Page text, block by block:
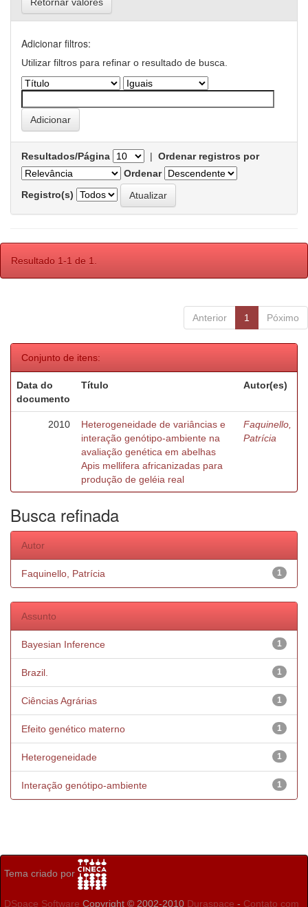
Adicionar filtros:
Utilizar filtros para refinar o resultado de busca.
Resultados/Página | Ordenar registros por
Ordenar
Registro(s)
Resultado 1-1 de 1.
Anterior 1 Póximo
Conjunto de itens:
Data do
documento
Título Autor(es)
2010
Heterogeneidade de variâncias e
interação genótipo-ambiente na
avaliação genética em abelhas
Apis mellifera africanizadas para
produção de geléia real
Faquinello,
Patrícia
Busca refinada
Autor
1
Faquinello, Patrícia
Assunto
1
Bayesian Inference
1
Brazil.
1
Ciências Agrárias
1
Efeito genético materno
1
Heterogeneidade
1
Interação genótipo-ambiente
Tema criado por
DSpace Software Copyright © 2002-2010 Duraspace - Contato com